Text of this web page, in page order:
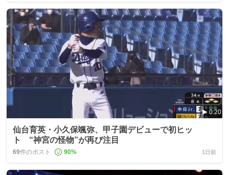
0:20
仙台育英・小久保颯弥、甲子園デビューで初ヒッ
ト “神宮の怪物”が再び注目
69件のポスト 90% 1日前